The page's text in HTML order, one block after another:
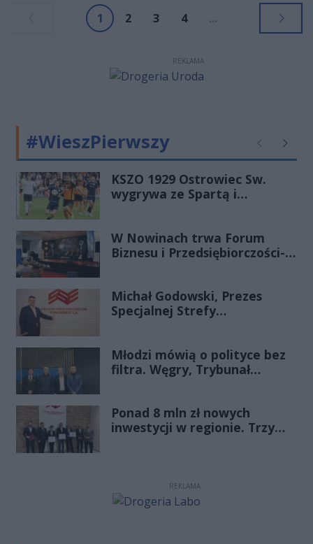
1 2 3 4 ...
REKLAMA
#WieszPierwszy Poprzednie
KSZO 1929 Ostrowiec Sw.
wygrywa ze Spartą i
W Nowinach trwa Forum
Biznesu i Przedsiębiorczości-
Michał Godowski, Prezes
Specjalnej Strefy
Porannej Rozmowy Radia
Rekord Świętokrzyskie
Młodzi mówią o polityce bez
filtra. Węgry, Trybunał
zmienia zasady gry
Ponad 8 mln zł nowych
inwestycji w regionie. Trzy
REKLAMA